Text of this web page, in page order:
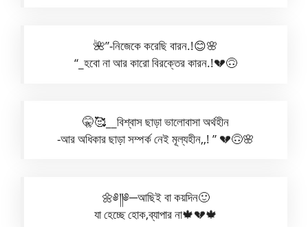
🌺”-নিজেকে করেছি বারন.!😊🌸
“_হবো না আর কারো বিরক্তের কারন.!💔🙃
🤫🥰__বিশ্বাস ছাড়া ভালোবাসা অর্থহীন
-আর অধিকার ছাড়া সম্পর্ক নেই মূল্যহীন,,! ” 💔🙃🌸
🌼༅༎༅─আছিই বা কয়দিন🙂
যা হেচ্ছে হোক,ব্যাপার না🍁💔🍁